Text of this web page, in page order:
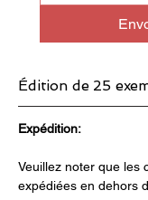
Édition de 25
Expédition:
Veuillez noter que les
expédiées en dehors